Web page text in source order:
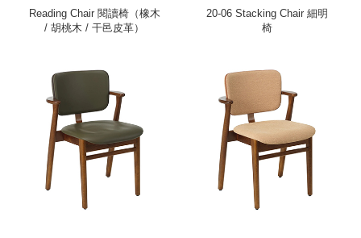
Reading Chair 閱讀椅（橡木
/ 胡桃木 / 干邑皮革）
20-06 Stacking Chair 細明
椅